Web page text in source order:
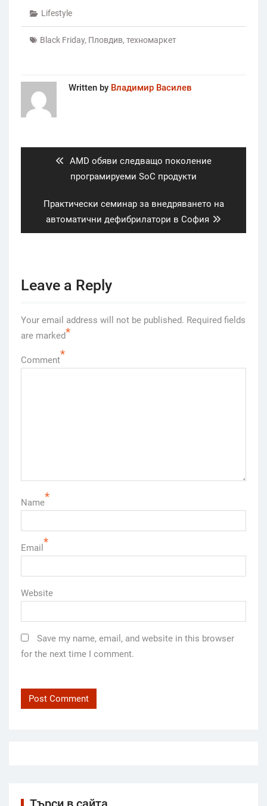
Lifestyle
Black Friday, Пловдив, техномаркет
Written by Владимир Василев
Previous
post:
AMD обяви следващо поколение
програмируеми SoC продукти
Next
post:
Практически семинар за внедряването на
автоматични дефибрилатори в София
Leave a Reply
Your email address will not be published. Required fields
are marked*
Comment*
Name*
Email *
Website
Save my name, email, and website in this browser
for the next time I comment.